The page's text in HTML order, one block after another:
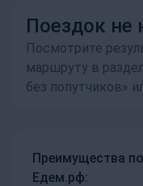
Поездок не
Посмотрите
маршруту в
без попутчиков»
Преимущества
Едем.рф: